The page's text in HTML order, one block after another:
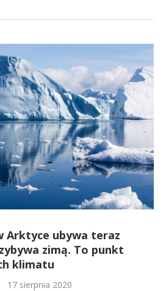
Arktyce ubywa teraz
zimą. To punkt
klimatu
17 sierpnia 2020